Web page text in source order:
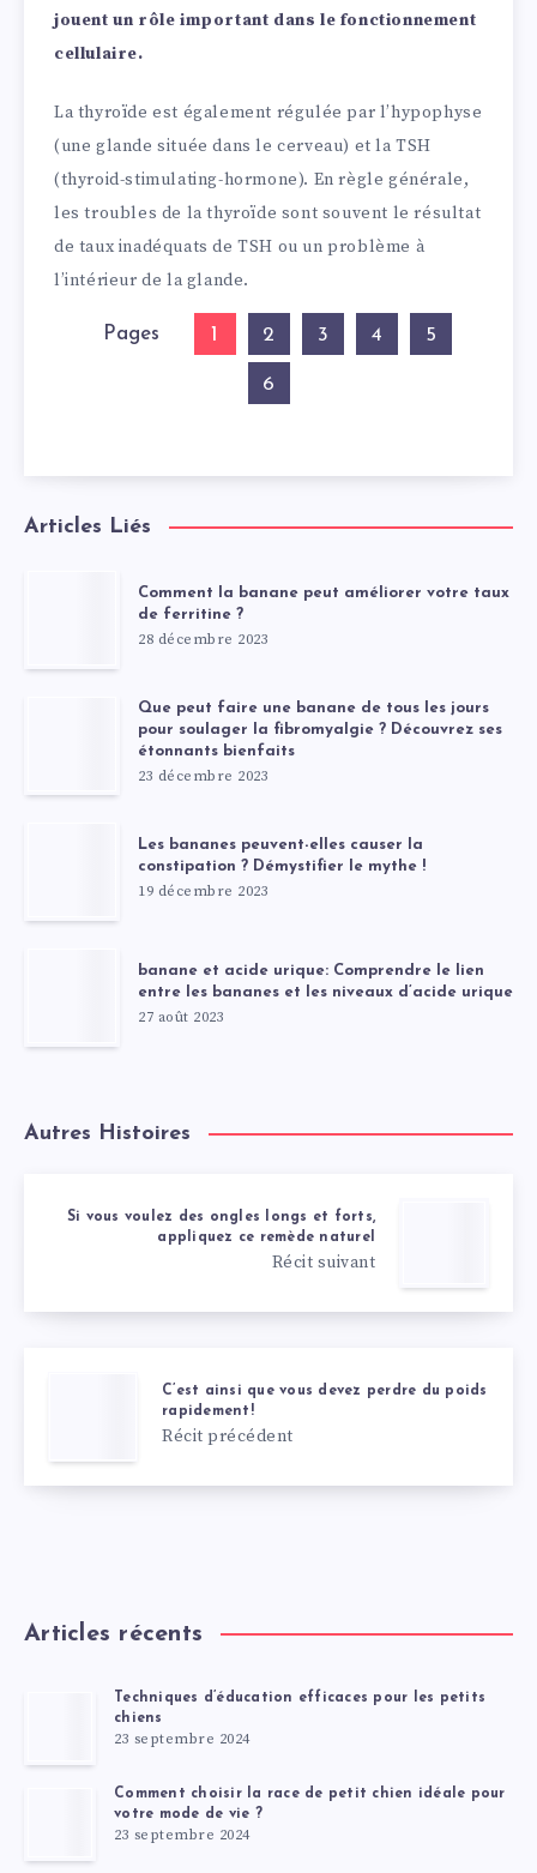
jouent un rôle important dans le fonctionnement
cellulaire.
La thyroïde est également régulée par l’hypophyse
(une glande située dans le cerveau) et la TSH
(thyroid-stimulating-hormone). En règle générale,
les troubles de la thyroïde sont souvent le résultat
de taux inadéquats de TSH ou un problème à
l’intérieur de la glande.
Pages 1 2 3 4 5
6
Articles Liés
Comment la banane peut améliorer votre taux
de ferritine ?
28 décembre 2023
Que peut faire une banane de tous les jours
pour soulager la fibromyalgie ? Découvrez ses
étonnants bienfaits
23 décembre 2023
Les bananes peuvent-elles causer la
constipation ? Démystifier le mythe !
19 décembre 2023
banane et acide urique: Comprendre le lien
entre les bananes et les niveaux d’acide urique
27 août 2023
Autres Histoires
Si vous voulez des ongles longs et forts,
appliquez ce remède naturel
Récit suivant
C’est ainsi que vous devez perdre du poids
rapidement!
Récit précédent
Articles récents
Techniques d’éducation efficaces pour les petits
chiens
23 septembre 2024
Comment choisir la race de petit chien idéale pour
votre mode de vie ?
23 septembre 2024